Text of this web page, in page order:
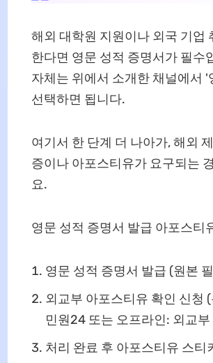
해외 대학원 지원이나 외국 기업
한다면 영문 성적 증명서가 필수
자체는 위에서 소개한 채널에서 '
선택하면 됩니다.
여기서 한 단계 더 나아가, 해외
증이나 아포스티유가 요구되는
요.
영문 성적 증명서 발급 아포스티
영문 성적 증명서 발급 (원본
외교부 아포스티유 확인 신청
민원24 또는 오프라인: 외교
처리 완료 후 아포스티유 스티